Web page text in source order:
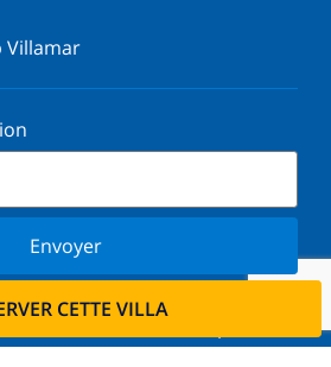
CETTE VILLA
Villamar
Envoyer
newsletter et restez informé
et offres. Nous respectons